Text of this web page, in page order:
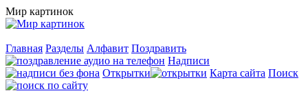
Мир картинок
Главная Разделы Алфавит Поздравить
Надписи
Открытки
Карта сайта Поиск